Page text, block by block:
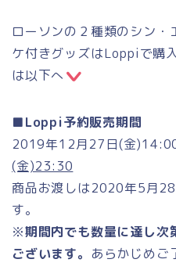
ローソンの２種類のシン・
ケ付きグッズはLoppiで購
は以下へ
■Loppi予約販売期間
2019年12月27日(金
(金)23:30
商品お渡しは2020年5月
す。
※期間内でも数量に達し次
ございます。 あらかじめご